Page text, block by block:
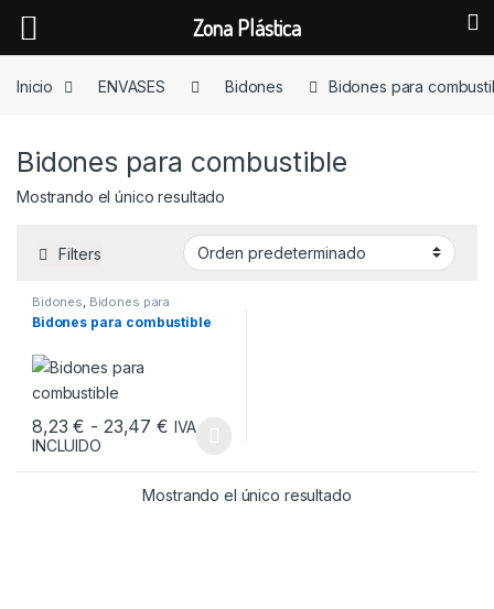
Inicio
ENVASES Bidones Bidones para
Bidones para combustible
Mostrando el único resultado
Filters
Bidones, Bidones para
combustible ENVASES
Bidones para combustible
8,23€ - 23,47 €Rango de precios: desde 8,23 € hasta
IVA
INCLUIDO
Este producto tiene múltiples variantes. Las opciones se
Mostrando el único resultado
Zona Plástica